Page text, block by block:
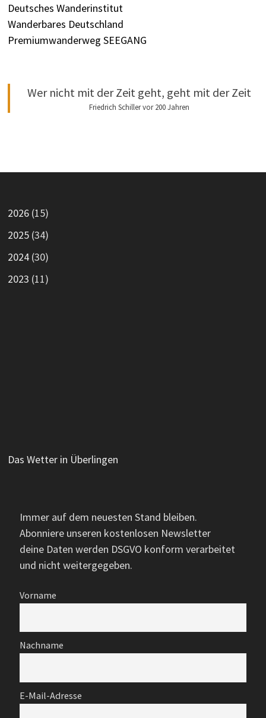
Deutsches Wanderinstitut
Wanderbares Deutschland
Premiumwanderweg SEEGANG
Wer nicht mit der Zeit geht, geht mit der Zeit
Friedrich Schiller vor 200 Jahren
2026(15)
2025(34)
2024(30)
2023 (11)
Das Wetter in Überlingen
Immer auf dem neuesten Stand bleiben.
Abonniere unseren kostenlosen Newsletter
deine Daten werden DSGVO konform verarbeitet
und nicht weitergegeben.
Vorname
Nachname
E-Mail-Adresse